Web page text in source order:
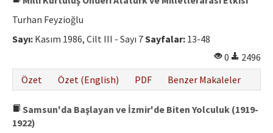
Turhan Feyzioğlu
Sayı: Kasım 1986, Cilt III - Sayı 7Sayfalar: 13-48
0
2496
Özet
Özet (English) PDF Benzer Makaleler
Samsun'da Başlayan ve İzmir'de Biten Yolculuk (1919-
1922)